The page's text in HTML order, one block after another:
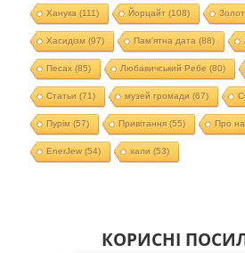
Ханука (111) Йорцайт (108)
Хасидізм (97) Пам'ятна дата (88)
Песах(85) Любавичський Ребе (80)
Статьи (71) музей громади (67)
Пурім (57) Привітання(55) Про
EnerJew(54) хали (53)
КОРИСНІ